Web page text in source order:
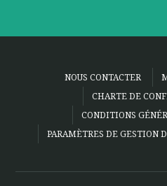
NOUS CONTACTER
CHARTE DE
CONDITIONS
PARAMÈTRES DE GESTION